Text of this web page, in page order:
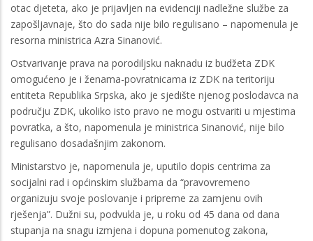
otac djeteta, ako je prijavljen na evidenciji nadležne službe za
zapošljavnaje, što do sada nije bilo regulisano – napomenula je
resorna ministrica Azra Sinanović.
Ostvarivanje prava na porodiljsku naknadu iz budžeta ZDK
omogućeno je i ženama-povratnicama iz ZDK na teritoriju
entiteta Republika Srpska, ako je sjedište njenog poslodavca na
području ZDK, ukoliko isto pravo ne mogu ostvariti u mjestima
povratka, a što, napomenula je ministrica Sinanović, nije bilo
regulisano dosadašnjim zakonom.
Ministarstvo je, napomenula je, uputilo dopis centrima za
socijalni rad i općinskim službama da “pravovremeno
organizuju svoje poslovanje i pripreme za zamjenu ovih
rješenja”. Dužni su, podvukla je, u roku od 45 dana od dana
stupanja na snagu izmjena i dopuna pomenutog zakona,